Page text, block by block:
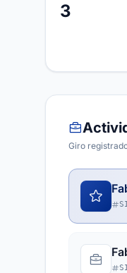
3
Giro